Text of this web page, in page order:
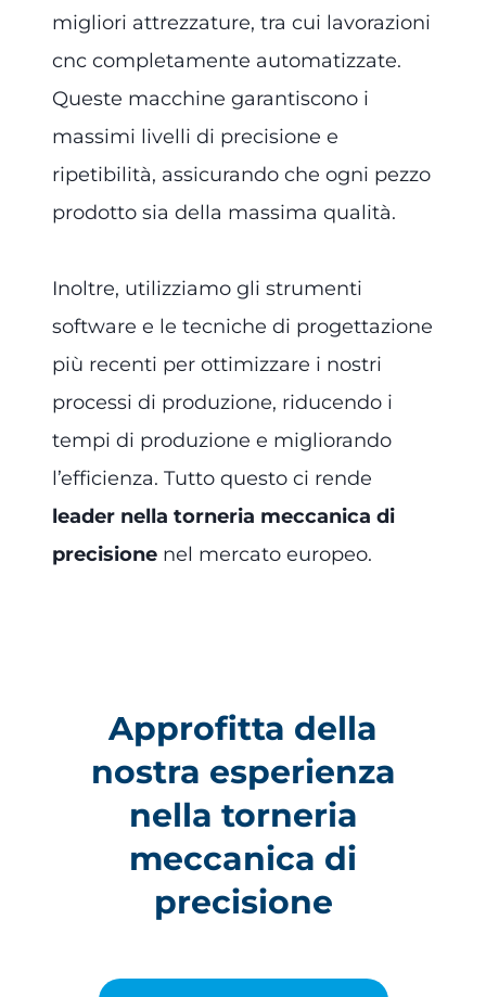
migliori attrezzature, tra cui lavorazioni
cnc completamente automatizzate.
Queste macchine garantiscono i
massimi livelli di precisione e
ripetibilità, assicurando che ogni pezzo
prodotto sia della massima qualità.
Inoltre, utilizziamo gli strumenti
software e le tecniche di progettazione
più recenti per ottimizzare i nostri
processi di produzione, riducendo i
tempi di produzione e migliorando
l’efficienza. Tutto questo ci rende
leader nella torneria meccanica di
precisione nel mercato europeo.
Approfitta della
nostra esperienza
nella torneria
meccanica di
precisione